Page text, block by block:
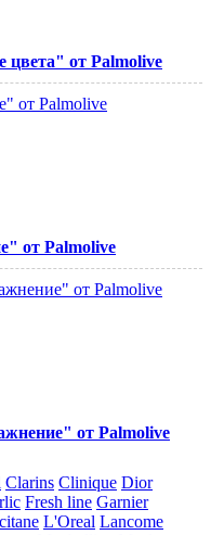
от Palmolive
от Palmolive
от Palmolive
Clarins Clinique Dior
Fresh line Garnier
L'Oreal Lancome